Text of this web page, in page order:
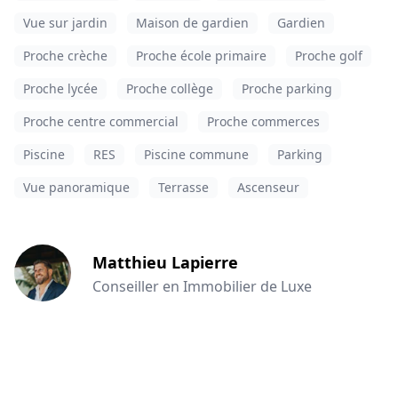
Vue sur jardin
Maison de gardien
Gardien
Proche crèche
Proche école primaire
Proche golf
Proche lycée
Proche collège
Proche parking
Proche centre commercial
Proche commerces
Piscine
RES Piscine commune
Parking
Vue panoramique
Terrasse Ascenseur
Matthieu Lapierre
Conseiller en Immobilier de Luxe